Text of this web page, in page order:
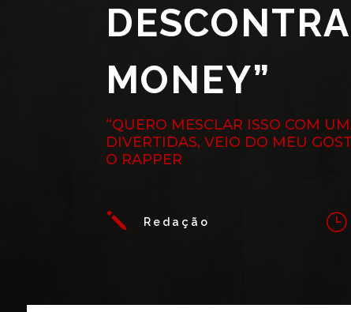
MONEY”
“QUERO MESCLAR ISSO COM
DIVERTIDAS, VEIO DO MEU
O RAPPER
j Redação }